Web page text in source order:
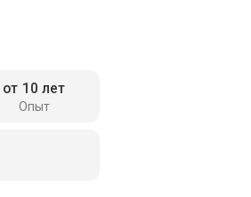
Опыт
от 10 лет